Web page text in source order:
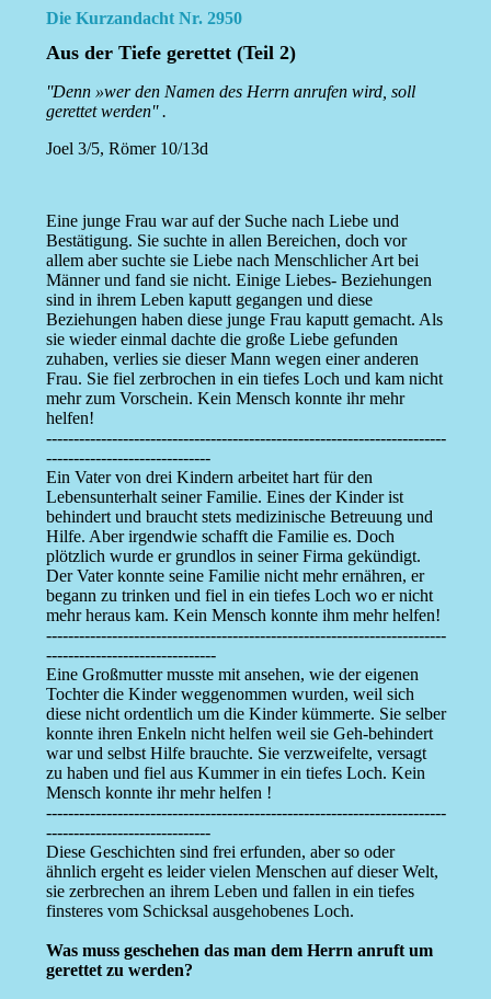
Die Kurzandacht Nr. 2950
Aus der Tiefe gerettet (Teil 2)
''Denn »wer den Namen des Herrn anrufen wird, soll
gerettet werden'' .
Joel 3/5, Römer 10/13d
Eine junge Frau war auf der Suche nach Liebe und
Bestätigung. Sie suchte in allen Bereichen, doch vor
allem aber suchte sie Liebe nach Menschlicher Art bei
Männer und fand sie nicht. Einige Liebes- Beziehungen
sind in ihrem Leben kaputt gegangen und diese
Beziehungen haben diese junge Frau kaputt gemacht. Als
sie wieder einmal dachte die große Liebe gefunden
zuhaben, verlies sie dieser Mann wegen einer anderen
Frau. Sie fiel zerbrochen in ein tiefes Loch und kam nicht
mehr zum Vorschein. Kein Mensch konnte ihr mehr
helfen!
-------------------------------------------------------------------------
------------------------------
Ein Vater von drei Kindern arbeitet hart für den
Lebensunterhalt seiner Familie. Eines der Kinder ist
behindert und braucht stets medizinische Betreuung und
Hilfe. Aber irgendwie schafft die Familie es. Doch
plötzlich wurde er grundlos in seiner Firma gekündigt.
Der Vater konnte seine Familie nicht mehr ernähren, er
begann zu trinken und fiel in ein tiefes Loch wo er nicht
mehr heraus kam. Kein Mensch konnte ihm mehr helfen!
-------------------------------------------------------------------------
-------------------------------
Eine Großmutter musste mit ansehen, wie der eigenen
Tochter die Kinder weggenommen wurden, weil sich
diese nicht ordentlich um die Kinder kümmerte. Sie selber
konnte ihren Enkeln nicht helfen weil sie Geh-behindert
war und selbst Hilfe brauchte. Sie verzweifelte, versagt
zu haben und fiel aus Kummer in ein tiefes Loch. Kein
Mensch konnte ihr mehr helfen !
-------------------------------------------------------------------------
------------------------------
Diese Geschichten sind frei erfunden, aber so oder
ähnlich ergeht es leider vielen Menschen auf dieser Welt,
sie zerbrechen an ihrem Leben und fallen in ein tiefes
finsteres vom Schicksal ausgehobenes Loch.
Was muss geschehen das man dem Herrn anruft um
gerettet zu werden?